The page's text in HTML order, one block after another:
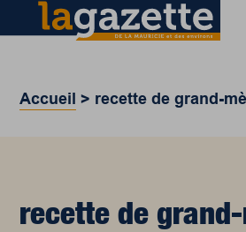
Accueil > recette de grand-
recette de